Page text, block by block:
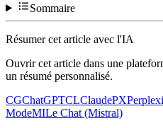
Sommaire
Résumer cet article avec l'IA
Ouvrir cet article dans une
un résumé personnalisé.
CGChatGPTCLClaudePX
ModeMILe Chat (Mistral)